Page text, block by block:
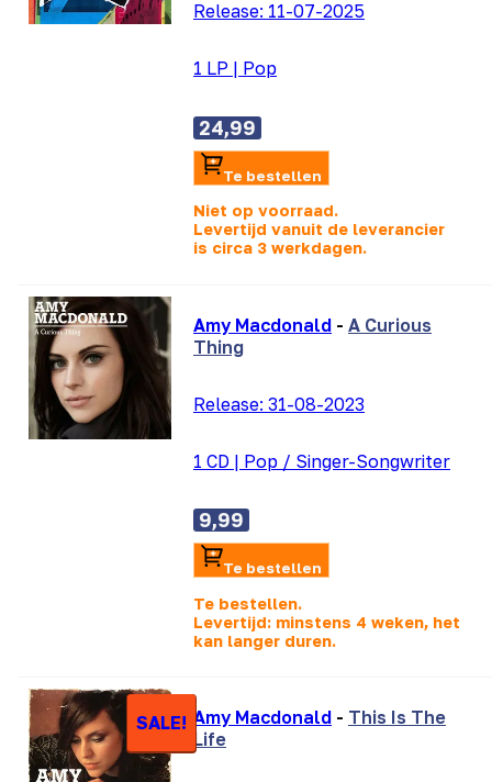
Release: 11-07-2025
1 LP | Pop
24,99
Te bestellen
Niet op voorraad.
Levertijd vanuit de leverancier
is circa 3 werkdagen.
Amy Macdonald - A Curious
Thing
Release: 31-08-2023
1 CD | Pop / Singer-Songwriter
9,99
Te bestellen
Te bestellen.
Levertijd: minstens 4 weken, het
kan langer duren.
SALE! Amy Macdonald - This Is The
Life